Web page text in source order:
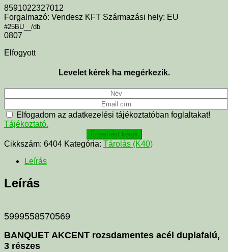
8591022327012
Forgalmazó: Vendesz KFT Származási hely: EU
#25BU__/db
0807
Elfogyott
Levelet kérek ha megérkezik.
Elfogadom az adatkezelési tájékoztatóban foglaltakat!
Tájékoztató.
Értesítést kérek
Cikkszám: 6404 Kategória: Tárolás (K40)
Leírás
Leírás
5999558570569
BANQUET AKCENT rozsdamentes acél duplafalú,
3 részes